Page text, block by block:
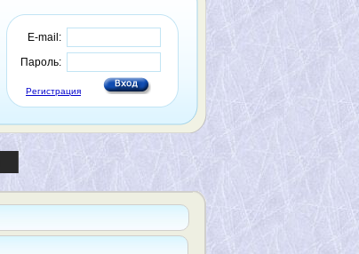
E-mail:
Пароль:
Регистрация